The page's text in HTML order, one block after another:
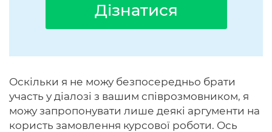
Дізнатися
Оскільки я не можу безпосередньо брати
участь у діалозі з вашим співрозмовником, я
можу запропонувати лише деякі аргументи на
користь замовлення курсової роботи. Ось